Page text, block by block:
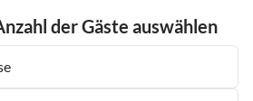
der Gäste auswählen